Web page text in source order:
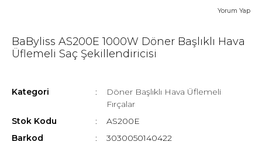
Yorum Yap
BaByliss AS200E 1000W Döner Başlıklı Hava
Üflemeli Saç Şekillendiricisi
Kategori
Döner Başlıklı Hava Üflemeli
Fırçalar
Stok Kodu
AS200E
Barkod
3030050140422